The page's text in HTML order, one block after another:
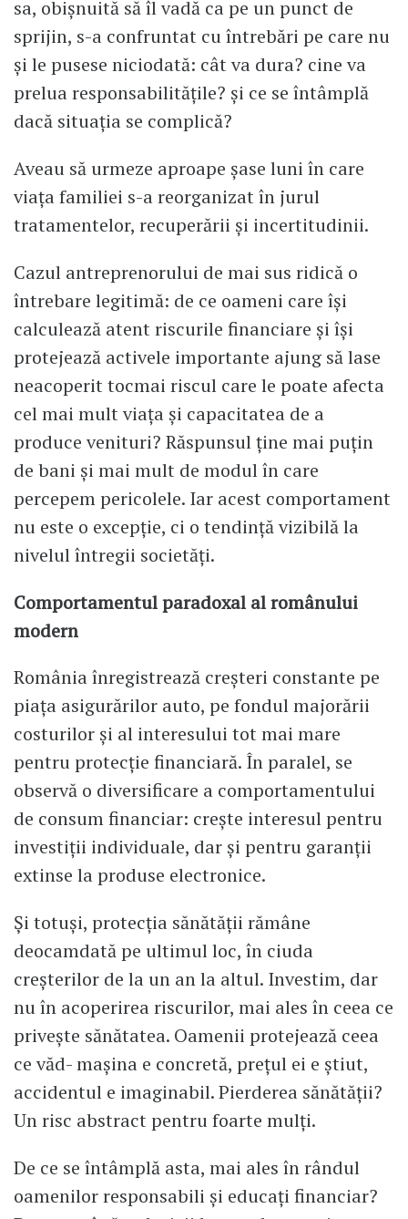
sa, obișnuită să îl vadă ca pe un punct de
sprijin, s-a confruntat cu întrebări pe care nu
și le pusese niciodată: cât va dura? cine va
prelua responsabilitățile? și ce se întâmplă
dacă situația se complică?
Aveau să urmeze aproape șase luni în care
viața familiei s-a reorganizat în jurul
tratamentelor, recuperării și incertitudinii.
Cazul antreprenorului de mai sus ridică o
întrebare legitimă: de ce oameni care își
calculează atent riscurile financiare și își
protejează activele importante ajung să lase
neacoperit tocmai riscul care le poate afecta
cel mai mult viața și capacitatea de a
produce venituri? Răspunsul ține mai puțin
de bani și mai mult de modul în care
percepem pericolele. Iar acest comportament
nu este o excepție, ci o tendință vizibilă la
nivelul întregii societăți.
Comportamentul paradoxal al românului
modern
România înregistrează creșteri constante pe
piața asigurărilor auto, pe fondul majorării
costurilor și al interesului tot mai mare
pentru protecție financiară. În paralel, se
observă o diversificare a comportamentului
de consum financiar: crește interesul pentru
investiții individuale, dar și pentru garanții
extinse la produse electronice.
Și totuși, protecția sănătății rămâne
deocamdată pe ultimul loc, în ciuda
creșterilor de la un an la altul. Investim, dar
nu în acoperirea riscurilor, mai ales în ceea ce
privește sănătatea. Oamenii protejează ceea
ce văd- mașina e concretă, prețul ei e știut,
accidentul e imaginabil. Pierderea sănătății?
Un risc abstract pentru foarte mulți.
De ce se întâmplă asta, mai ales în rândul
oamenilor responsabili și educați financiar?